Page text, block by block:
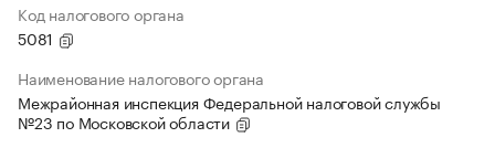
Код налогового органа
5081
Наименование налогового органа
Межрайонная инспекция Федеральной налоговой службы
№23 по Московской области